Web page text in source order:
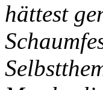
hättest